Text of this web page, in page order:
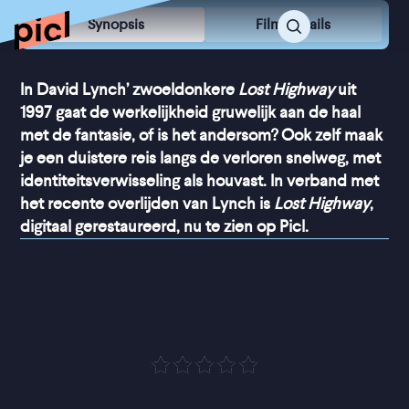
Synopsis Film Details
In David Lynch’ zwoeldonkere Lost Highwayuit
1997 gaat de werkelijkheid gruwelijk aan de haal
met de fantasie, of is het andersom? Ook zelf maak
je een duistere reis langs de verloren snelweg, met
identiteitsverwisseling als houvast. In verband met
het recente overlijden van Lynch is Lost Highway,
digitaal gerestaureerd, nu te zien op Picl.